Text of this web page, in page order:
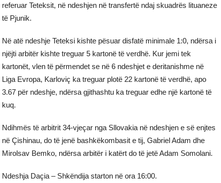
referuar Teteksit, në ndeshjen në transfertë ndaj skuadrës lituaneze
të Pjunik.
Në atë ndeshje Teteksi kishte pësuar disfatë minimale 1:0, ndërsa i
njëjti arbitër kishte treguar 5 kartonë të verdhë. Kur jemi tek
kartonët, vlen të përmendet se në 6 ndeshjet e deritanishme në
Liga Evropa, Karloviç ka treguar plotë 22 kartonë të verdhë, apo
3.67 për ndeshje, ndërsa gjithashtu ka treguar edhe një kartonë të
kuq.
Ndihmës të arbitrit 34-vjeçar nga Sllovakia në ndeshjen e së enjtes
në Çishinau, do të jenë bashkëkombasit e tij, Gabriel Adam dhe
Mirolsav Bemko, ndërsa arbitër i katërt do të jetë Adam Somolani.
Ndeshja Daçia – Shkëndija starton në ora 16:00.